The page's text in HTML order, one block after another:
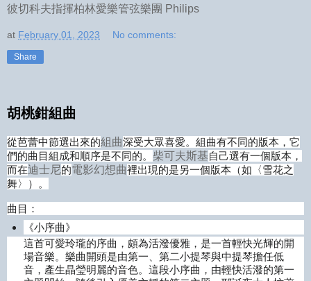
彼切科夫指揮柏林愛樂管弦樂團 Philips
at February 01, 2023 No comments:
Share
胡桃鉗組曲
從芭蕾中節選出來的組曲深受大眾喜愛。組曲有不同的版本，它
們的曲目組成和順序是不同的。 柴可夫斯基自己選有一個版本，
而在迪士尼的電影幻想曲裡出現的是另一個版本（如〈雪花之
舞〉）。
曲目：
《小序曲》
這首可愛玲瓏的序曲，頗為活潑優雅，是一首輕快光輝的開
場音樂。樂曲開頭是由第一、第二小提琴與中提琴擔任低
音，產生晶瑩明麗的音色。這段小序曲，由輕快活潑的第一